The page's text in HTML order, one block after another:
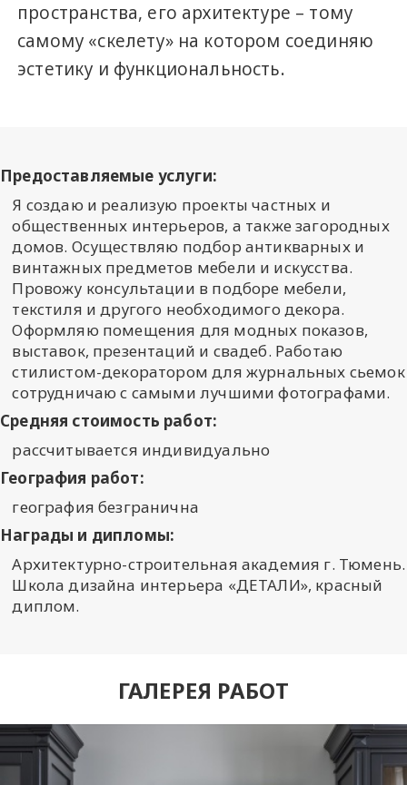
пространства, его архитектуре – тому
самому «скелету» на котором соединяю
эстетику и функциональность.
Предоставляемые услуги:
Я создаю и реализую проекты частных и
общественных интерьеров, а также загородных
домов. Осуществляю подбор антикварных и
винтажных предметов мебели и искусства.
Провожу консультации в подборе мебели,
текстиля и другого необходимого декора.
Оформляю помещения для модных показов,
выставок, презентаций и свадеб. Работаю
стилистом-декоратором для журнальных
сотрудничаю с самыми лучшими фотографами.
Средняя стоимость работ:
рассчитывается индивидуально
География работ:
география безгранична
Награды и дипломы:
Архитектурно-строительная академия г. Тюмень.
Школа дизайна интерьера «ДЕТАЛИ», красный
диплом.
ГАЛЕРЕЯ РАБОТ